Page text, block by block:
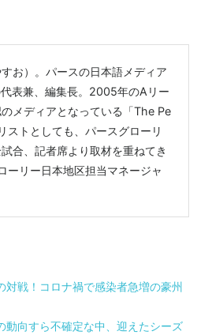
お）。パースの日本語メディア
表兼、編集長。2005年のAリー
メディアとなっている「The Pe
トとしても、パースグローリ
合、記者席より取材を重ねてき
ーリー日本地区担当マネージャ
対戦！コロナ禍で感染者急増の豪州
動向すら不確定な中、迎えたシーズ